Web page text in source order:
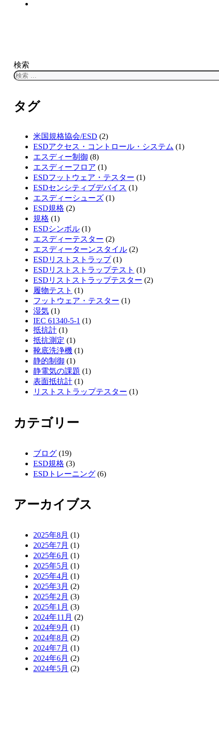
検索
タグ
米国規格協会/ESD (2)
ESDアクセス・コントロール・システム (1)
エスディー制御 (8)
エスディーフロア (1)
ESDフットウェア・テスター (1)
ESDセンシティブデバイス (1)
エスディーシューズ (1)
ESD規格 (2)
規格 (1)
ESDシンボル (1)
エスディーテスター (2)
エスディーターンスタイル (2)
ESDリストストラップ (1)
ESDリストストラップテスト (1)
ESDリストストラップテスター (2)
履物テスト (1)
フットウェア・テスター (1)
湿気 (1)
IEC 61340-5-1 (1)
抵抗計 (1)
抵抗測定 (1)
靴底洗浄機 (1)
静的制御 (1)
静電気の課題 (1)
表面抵抗計 (1)
リストストラップテスター (1)
カテゴリー
ブログ (19)
ESD規格 (3)
ESDトレーニング (6)
アーカイブス
2025年8月 (1)
2025年7月 (1)
2025年6月 (1)
2025年5月 (1)
2025年4月 (1)
2025年3月 (2)
2025年2月 (3)
2025年1月 (3)
2024年11月 (2)
2024年9月 (1)
2024年8月 (2)
2024年7月 (1)
2024年6月 (2)
2024年5月 (2)